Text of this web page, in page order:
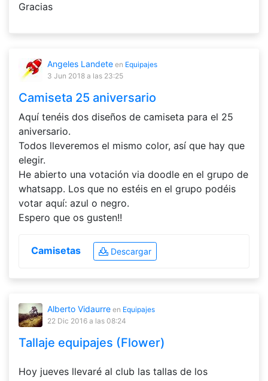
Gracias
Angeles Landete en Equipajes
3 Jun 2018 a las 23:25
Camiseta 25 aniversario
Aquí tenéis dos diseños de camiseta para el 25
aniversario.
Todos lleveremos el mismo color, así que hay que
elegir.
He abierto una votación via doodle en el grupo de
whatsapp. Los que no estéis en el grupo podéis
votar aquí: azul o negro.
Espero que os gusten!!
Camisetas Descargar
Alberto Vidaurre en Equipajes
22 Dic 2016 a las 08:24
Tallaje equipajes (Flower)
Hoy jueves llevaré al club las tallas de los